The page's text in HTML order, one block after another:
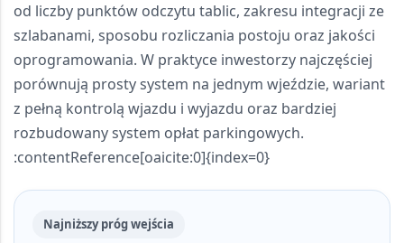
od liczby punktów odczytu tablic, zakresu integracji ze
szlabanami, sposobu rozliczania postoju oraz jakości
oprogramowania. W praktyce inwestorzy najczęściej
porównują prosty system na jednym wjeździe, wariant
z pełną kontrolą wjazdu i wyjazdu oraz bardziej
rozbudowany system opłat parkingowych.
:contentReference[oaicite:0]{index=0}
Najniższy próg wejścia